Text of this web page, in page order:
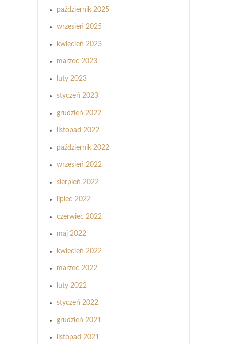
październik 2025
wrzesień 2025
kwiecień 2023
marzec 2023
luty 2023
styczeń 2023
grudzień 2022
listopad 2022
październik 2022
wrzesień 2022
sierpień 2022
lipiec 2022
czerwiec 2022
maj 2022
kwiecień 2022
marzec 2022
luty 2022
styczeń 2022
grudzień 2021
listopad 2021